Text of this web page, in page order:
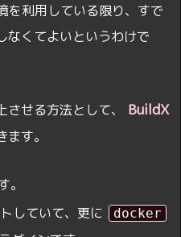
を利用している限り、すで
なくてよいというわけで
させる方法として、 BuildX
す。
。
していて、更に docker